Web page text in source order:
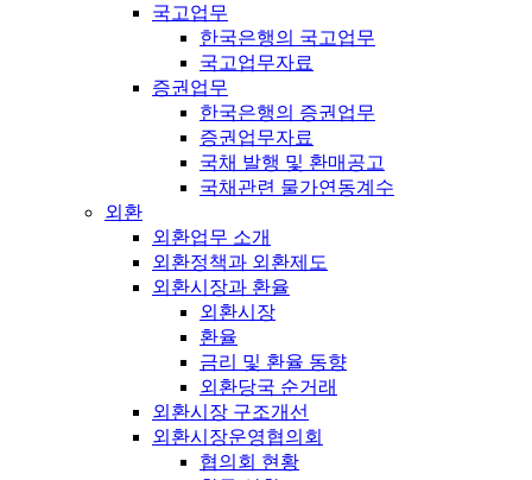
국고업무
한국은행의 국고업무
국고업무자료
증권업무
한국은행의 증권업무
증권업무자료
국채 발행 및 환매공고
국채관련 물가연동계수
외환
외환업무 소개
외환정책과 외환제도
외환시장과 환율
외환시장
환율
금리 및 환율 동향
외환당국 순거래
외환시장 구조개선
외환시장운영협의회
협의회 현황